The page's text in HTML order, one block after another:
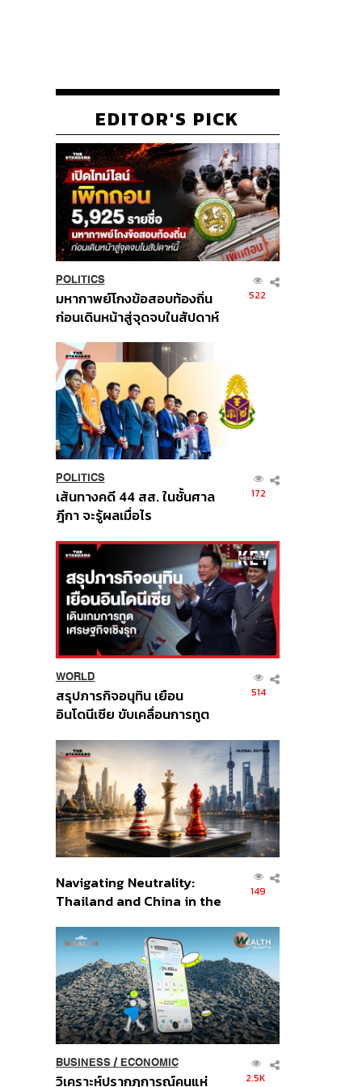
EDITOR'S PICK
POLITICS
มหากาพย์โกงข้อสอบท้องถิ่น
ก่อนเดินหน้าสู่จุดจบในสัปดาห์
522
POLITICS
เส้นทางคดี 44 สส. ในชั้นศาล
ฎีกา จะรู้ผลเมื่อไร
172
WORLD
สรุปภารกิจอนุทิน เยือน
อินโดนีเซีย ขับเคลื่อนการทูต
ส่วนยุทธศาสตร์ไทย –
อินโดนีเซีย
514
Navigating Neutrality:
Thailand and China in the
Order
149
BUSINESS/ ECONOMIC
วิเคราะห์ปรากฏการณ์คนแห่ 2.5K